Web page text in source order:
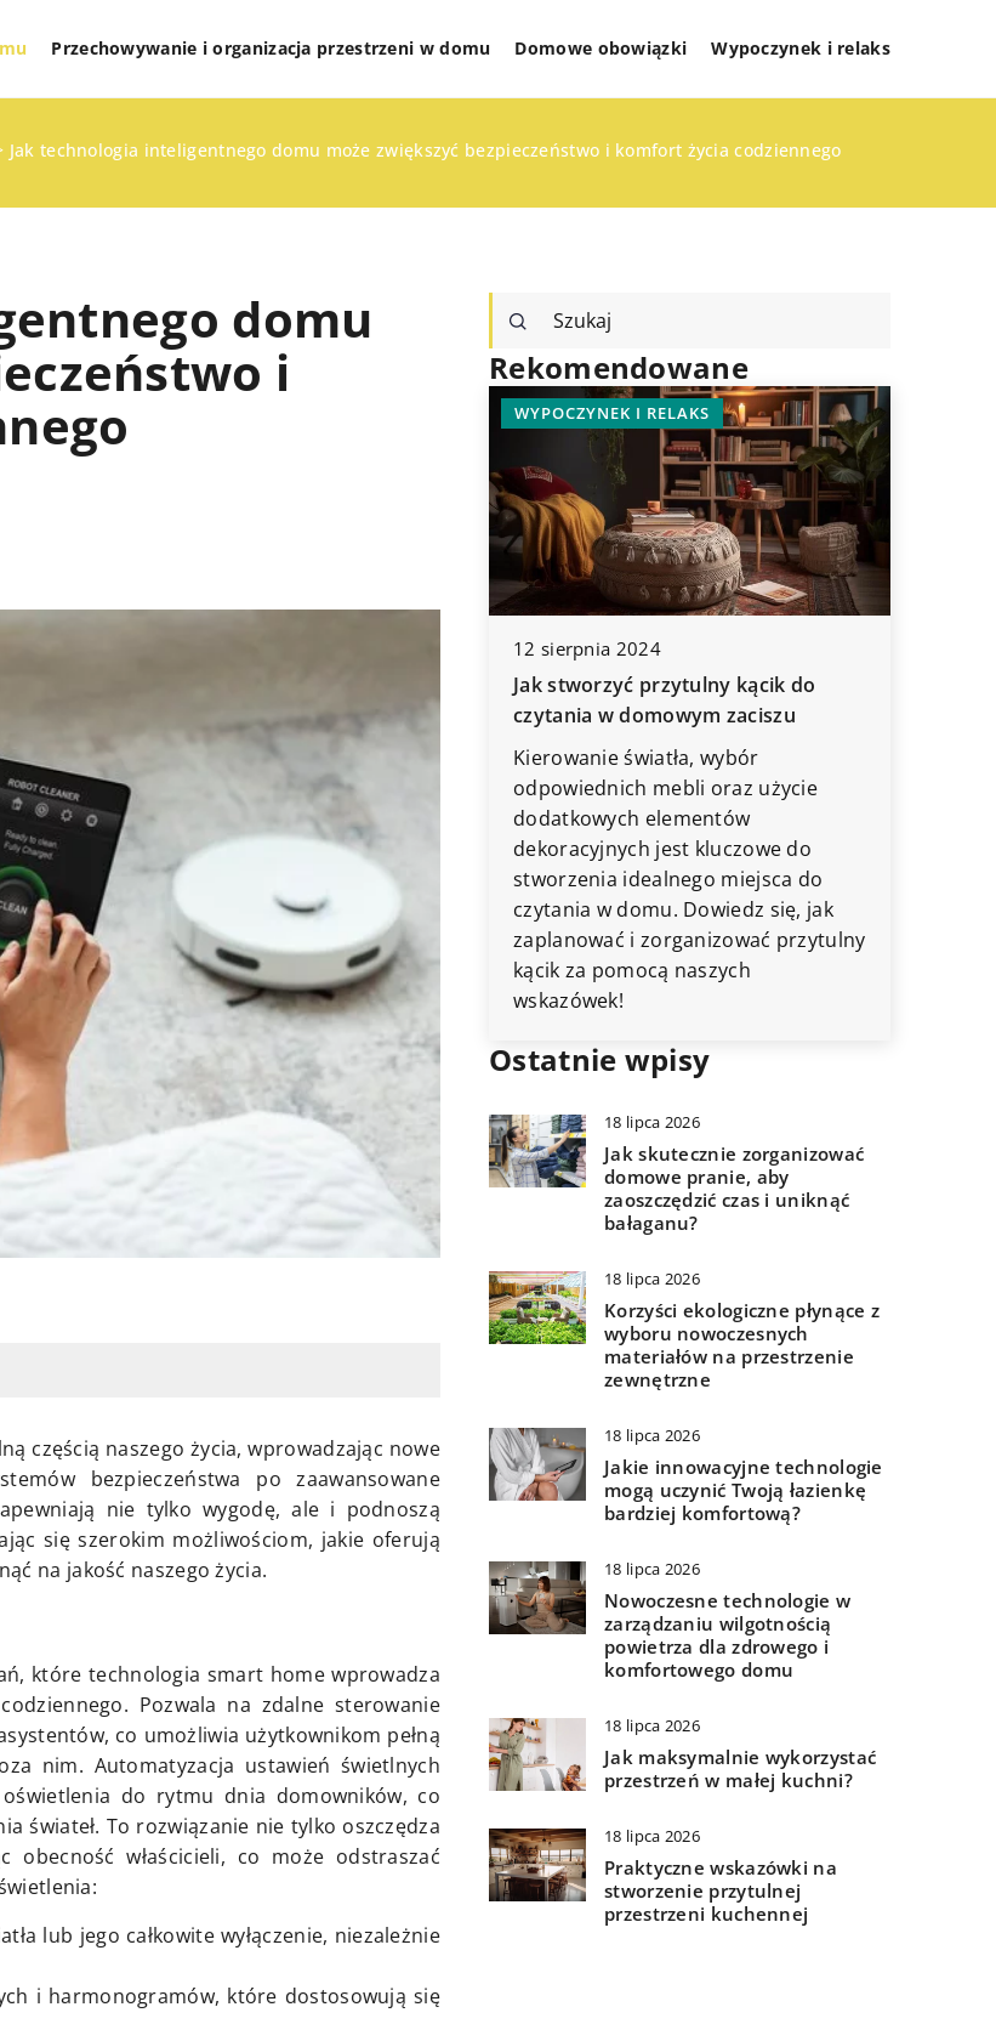
Przechowywanie i organizacja przestrzeni w domu Domowe obowiązki Wypoczynek i relaks
Jak technologia inteligentnego domu może zwiększyć bezpieczeństwo i komfort życia codziennego
domu
i
częścią naszego życia, wprowadzając nowe
bezpieczeństwa po zaawansowane
nie tylko wygodę, ale i podnoszą
się szerokim możliwościom, jakie oferują
na jakość naszego życia.
które technologia smart home wprowadza
Pozwala na zdalne sterowanie
co umożliwia użytkownikom pełną
nim. Automatyzacja ustawień świetlnych
do rytmu dnia domowników, co
świateł. To rozwiązanie nie tylko oszczędza
obecność właścicieli, co może odstraszać
lub jego całkowite wyłączenie, niezależnie
i harmonogramów, które dostosowują się
Rekomendowane
WYPOCZYNEK I RELAKS
9 października 2025
Jak wybrać idealny fotel do relaksu
w domowym zaciszu?
Odkryj, jak wybrać fotel do relaksu,
który idealnie wpasuje się w
aranżację Twojego domu,
zapewniając komfort i styl. Poznaj
kluczowe czynniki, które ułatwią
decyzję zakupową.
WYPOCZYNEK I RELAKS
12 sierpnia 2024
Jak stworzyć przytulny kącik do
czytania w domowym zaciszu
Kierowanie światła, wybór
odpowiednich mebli oraz użycie
dodatkowych elementów
dekoracyjnych jest kluczowe do
stworzenia idealnego miejsca do
czytania w domu. Dowiedz się, jak
zaplanować i zorganizować przytulny
kącik za pomocą naszych
wskazówek!
Ostatnie wpisy
18 lipca 2026
Jak skutecznie zorganizować
domowe pranie, aby
zaoszczędzić czas i uniknąć
bałaganu?
18 lipca 2026
Korzyści ekologiczne płynące z
wyboru nowoczesnych
materiałów na przestrzenie
zewnętrzne
18 lipca 2026
Jakie innowacyjne technologie
mogą uczynić Twoją łazienkę
bardziej komfortową?
18 lipca 2026
Nowoczesne technologie w
zarządzaniu wilgotnością
powietrza dla zdrowego i
komfortowego domu
18 lipca 2026
Jak maksymalnie wykorzystać
przestrzeń w małej kuchni?
18 lipca 2026
Praktyczne wskazówki na
stworzenie przytulnej
przestrzeni kuchennej